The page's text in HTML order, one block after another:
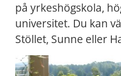
på yrkeshögskola,
universitet. Du kan
Stöllet, Sunne eller